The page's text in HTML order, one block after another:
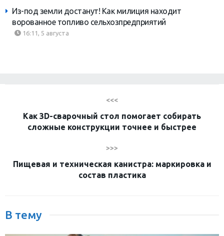
Из-под земли достанут! Как милиция находит
ворованное топливо сельхозпредприятий
16:11, 5 августа
<<<
Как 3D-сварочный стол помогает собирать
сложные конструкции точнее и быстрее
>>>
Пищевая и техническая канистра: маркировка и
состав пластика
В тему